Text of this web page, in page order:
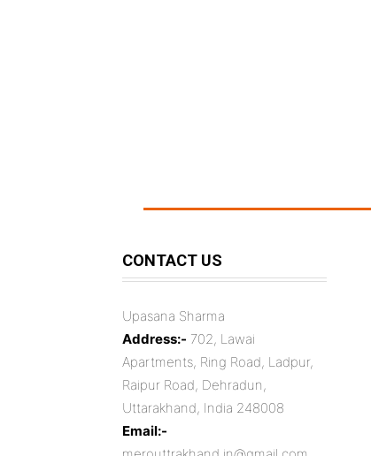
CONTACT US
Upasana Sharma
Address:- 702, Lawai
Apartments, Ring Road, Ladpur,
Raipur Road, Dehradun,
Uttarakhand, India 248008
Email:-